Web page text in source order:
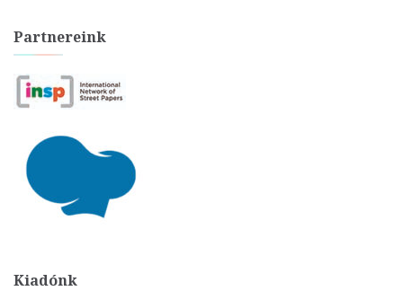
Partnereink
Kiadónk